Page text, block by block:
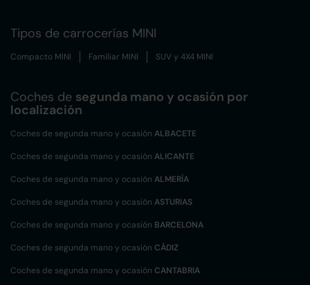
Tipos de carrocerías MINI
Compacto MINI Familiar MINI SUV y 4X4 MINI
Coches de segunda mano y ocasión por
localización
Coches de segunda mano y ocasión ALBACETE
Coches de segunda mano y ocasión ALICANTE
Coches de segunda mano y ocasión ALMERÍA
Coches de segunda mano y ocasión ASTURIAS
Coches de segunda mano y ocasión BARCELONA
Coches de segunda mano y ocasión CÁDIZ
Coches de segunda mano y ocasión CANTABRIA